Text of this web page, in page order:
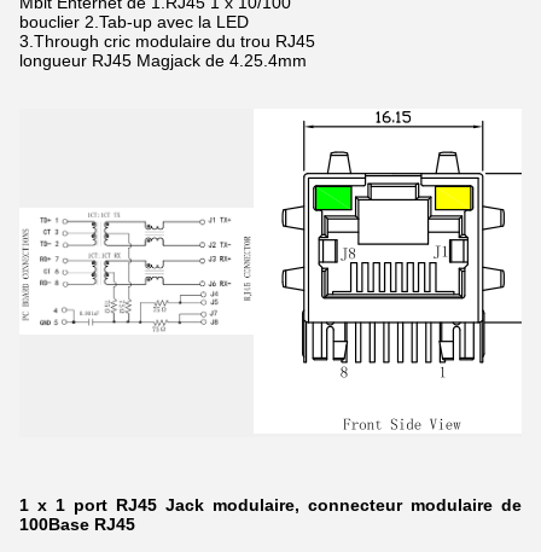
bouclier 2.Tab-up avec la LED
3.Through cric modulaire du trou RJ45
longueur RJ45 Magjack de 4.25.4mm
1 x 1 port RJ45 Jack modulaire, connecteur modulaire de
100Base RJ45